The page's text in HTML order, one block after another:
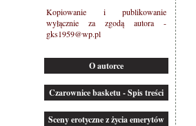
Kopiowanie i publikowanie
wyłącznie za zgodą autora -
gks1959@wp.pl
O autorce
Czarownice basketu - Spis treści
Sceny erotyczne z życia emerytów